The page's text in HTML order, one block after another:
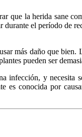
que la herida sane
el período de
más daño que
pueden ser
infección, y necesita
conocida por